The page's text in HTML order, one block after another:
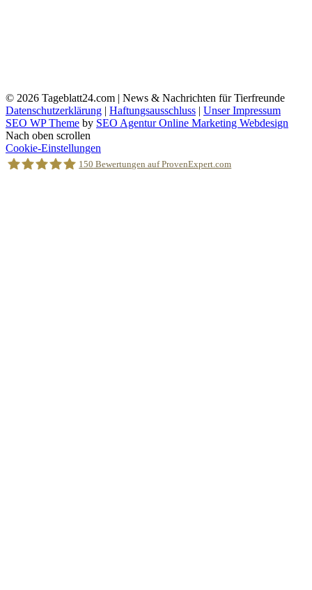
© 2026 Tageblatt24.com | News & Nachrichten für Tierfreunde
Datenschutzerklärung | Haftungsausschluss | Unser Impressum
SEO WP Theme by SEO Agentur Online Marketing Webdesign
Nach oben scrollen
Cookie-Einstellungen
150 Bewertungen auf ProvenExpert.com